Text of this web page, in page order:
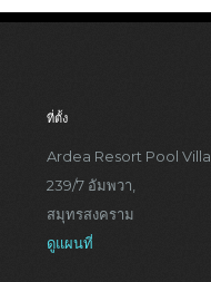
ที่ตั้ง
Ardea Resort Pool Villa
239/7 อัมพวา,
สมุทรสงคราม
ดูแผนที่